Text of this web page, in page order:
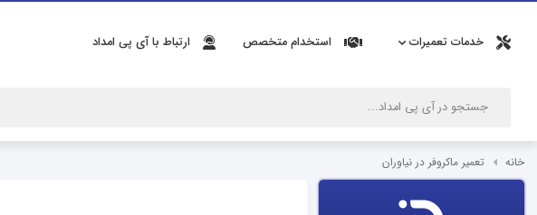
خدمات تعمیرات استخدام متخصص ارتباط با آی پی امداد
خانه تعمیر ماکروفر در نیاوران